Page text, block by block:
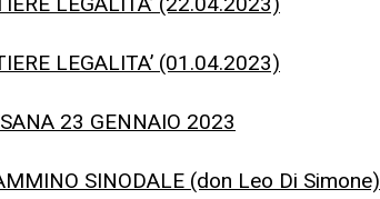
LEGALITA’ (01.04.2023)
23 GENNAIO 2023
SINODALE (don Leo Di Simone)